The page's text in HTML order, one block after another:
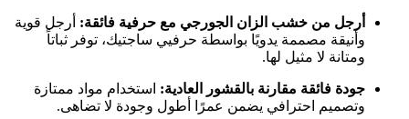
أرجل من خشب الزان الجورجي مع حرفية فائقة: أرجل قوية
وأنيقة مصممة يدويًا بواسطة حرفيي ساجتيك، توفر ثباتاً
ومتانة لا مثيل لها.
جودة فائقة مقارنة بالقشور العادية: استخدام مواد ممتازة
وتصميم احترافي يضمن عمرًا أطول وجودة لا تضاهى.